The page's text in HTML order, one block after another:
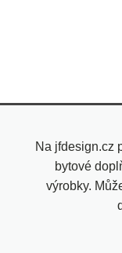
Na jfdesign.cz
bytové
výrobky.